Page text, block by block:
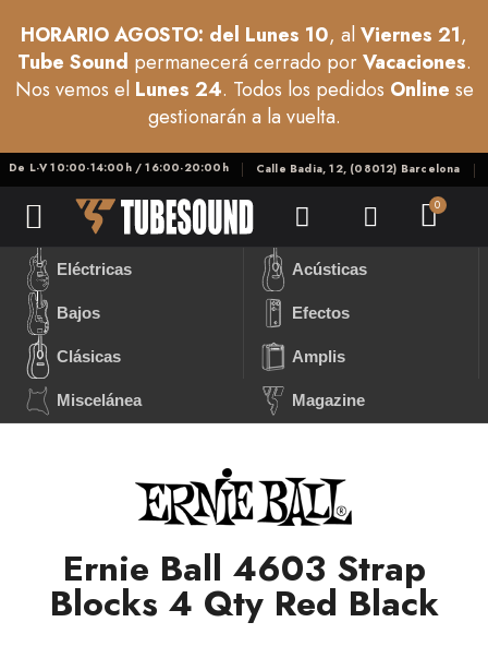
HORARIO AGOSTO: del Lunes 10, alViernes 21,
Tube Sound permanecerá cerrado porVacaciones.
Nos vemos el Lunes 24. Todos los pedidos Online se
gestionarán a la vuelta.
De L-V 10:00-14:00h / 16:00-20:00h Calle Badia, 12, (08012) Barcelona
Eléctricas Acústicas
Bajos Efectos
Clásicas Amplis
Miscelánea Magazine
Ernie Ball 4603 Strap
Blocks 4 Qty Red Black